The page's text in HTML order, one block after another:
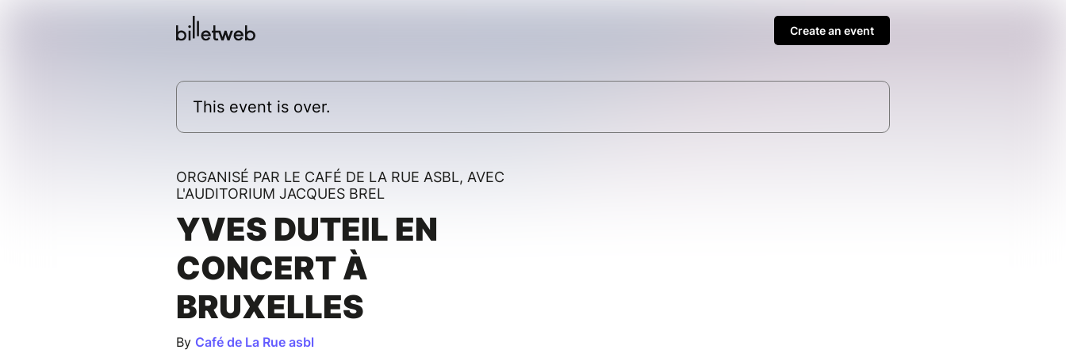
Create an event
This event is over.
ORGANISÉ PAR LE CAFÉ DE LA RUE ASBL, AVEC
L'AUDITORIUM JACQUES BREL
YVES DUTEIL EN
CONCERT À
BRUXELLES
By Café de La Rue asbl